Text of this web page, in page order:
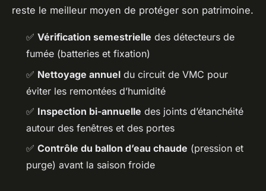
reste le meilleur moyen de protéger son patrimoine.
✅ Vérification semestrielle des détecteurs de
fumée (batteries et fixation)
✅ Nettoyage annuel du circuit de VMC pour
éviter les remontées d’humidité
✅ Inspection bi-annuelle des joints d’étanchéité
autour des fenêtres et des portes
✅ Contrôle du ballon d’eau chaude (pression et
purge) avant la saison froide